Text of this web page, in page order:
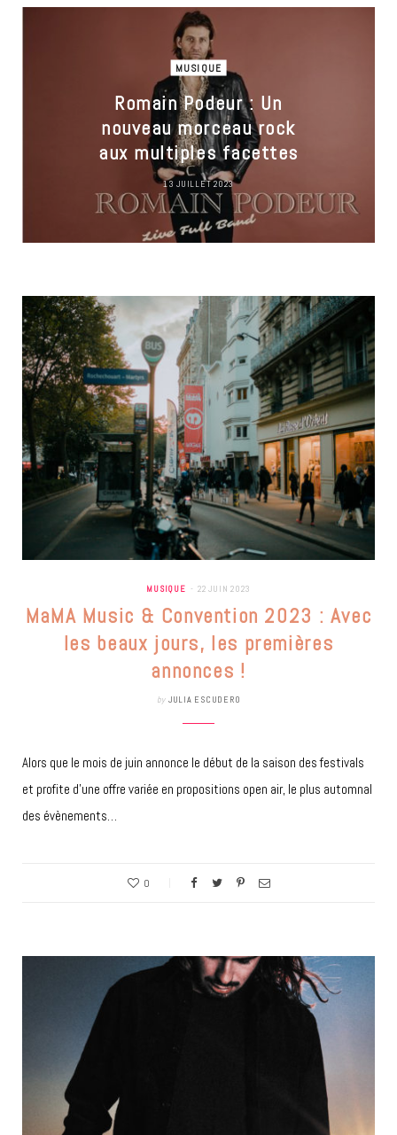
MUSIQUE
Romain Podeur : Un
nouveau morceau rock
aux multiples facettes
13 JUILLET 2023
MUSIQUE 22 JUIN 2023
MaMA Music & Convention 2023 : Avec
les beaux jours, les premières
annonces !
by JULIA ESCUDERO
Alors que le mois de juin annonce le début de la saison des festivals
et profite d’une offre variée en propositions open air, le plus automnal
des évènements…
0